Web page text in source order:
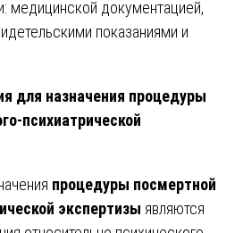
медицинской документацией,
показаниями и
для назначения процедуры
психиатрической
процедуры посмертной
экспертизы являются